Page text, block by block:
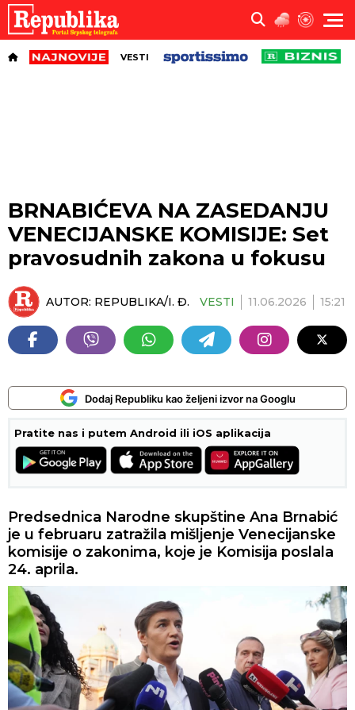
VESTI
BRNABIĆEVA NA ZASEDANJU
VENECIJANSKE KOMISIJE: Set
pravosudnih zakona u fokusu
AUTOR: REPUBLIKA/I. Đ. VESTI 11.06.2026 15:21
Dodaj Republiku kao željeni izvor na Googlu
Pratite nas i putem Android ili iOS aplikacija
Predsednica Narodne skupštine Ana Brnabić
je u februaru zatražila mišljenje Venecijanske
komisije o zakonima, koje je Komisija poslala
24. aprila.